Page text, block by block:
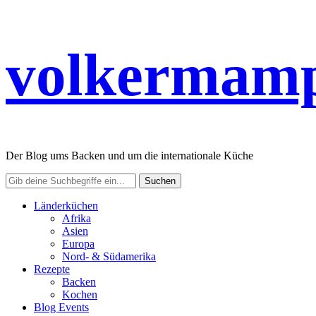
Der Blog ums Backen und um die internationale Küche
Länderküchen
Afrika
Asien
Europa
Nord- & Südamerika
Rezepte
Backen
Kochen
Blog Events